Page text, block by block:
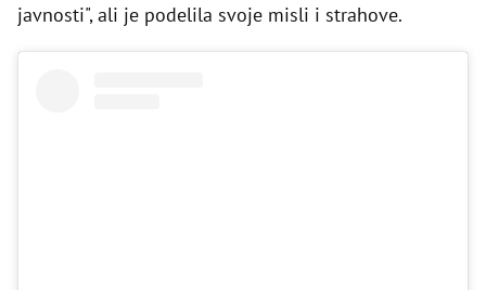
javnosti", ali je podelila svoje misli i strahove.